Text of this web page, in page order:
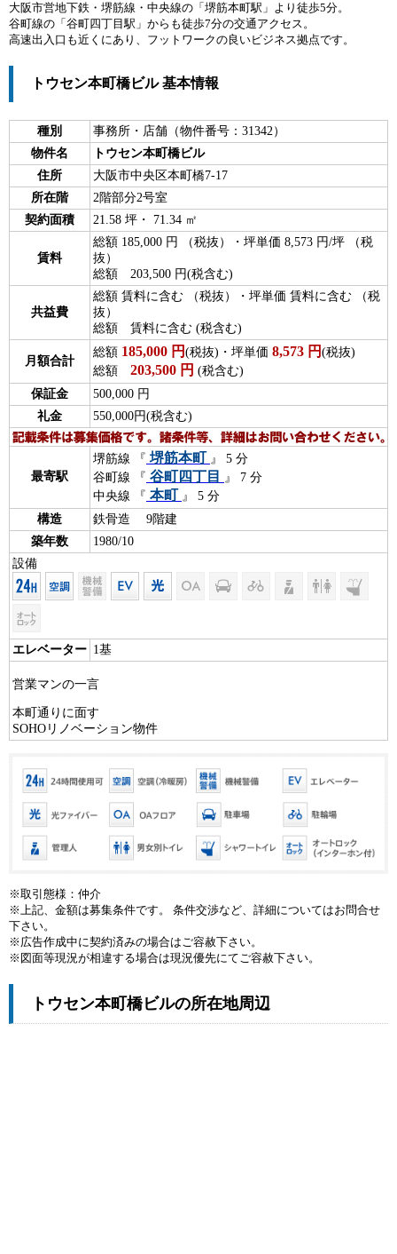
大阪市営地下鉄・堺筋線・中央線の「堺筋本町駅」より徒歩5分。
谷町線の「谷町四丁目駅」からも徒歩7分の交通アクセス。
高速出入口も近くにあり、フットワークの良いビジネス拠点です。
トウセン本町橋ビル 基本情報
種別
事務所・店舗（物件番号：31342）
物件名
トウセン本町橋ビル
住所
大阪市中央区本町橋7-17
所在階
2階部分2号室
契約面積
21.58 坪・ 71.34 ㎡
賃料
総額 185,000 円 （税抜）・坪単価 8,573 円/坪 （税
抜）
総額 203,500 円(税含む)
共益費
総額 賃料に含む （税抜）・坪単価 賃料に含む （税
抜）
総額 賃料に含む (税含む)
月額合計
総額 185,000 円 (税抜)・坪単価 8,573 円 (税抜)
総額 203,500 円 (税含む)
保証金
500,000 円
礼金
550,000円(税含む)
最寄駅
堺筋線 『 堺筋本町 』 5 分
谷町線 『 谷町四丁目 』 7 分
中央線 『 本町 』 5 分
構造
鉄骨造 9階建
築年数
1980/10
設備
エレベーター 1基
営業マンの一言
本町通りに面す
SOHOリノベーション物件
※取引態様：仲介
※上記、金額は募集条件です。 条件交渉など、詳細についてはお問合せ
下さい。
※広告作成中に契約済みの場合はご容赦下さい。
※図面等現況が相違する場合は現況優先にてご容赦下さい。
トウセン本町橋ビルの所在地周辺